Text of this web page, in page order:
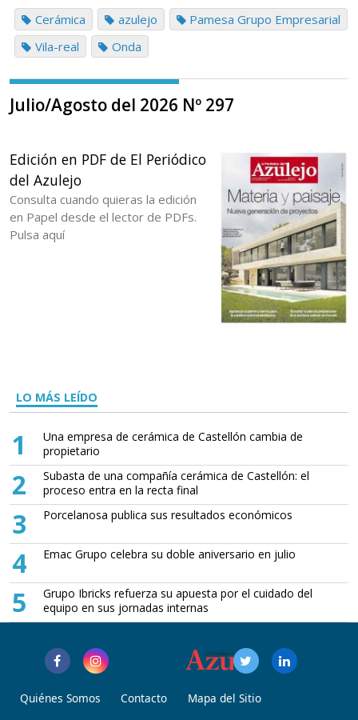
Cerámica azulejo
Pamesa Grupo Empresarial
Vila-real
Onda
Julio/Agosto del 2026 Nº 297
Edición en PDF de El Periódico
del Azulejo
Consulta cuando quieras la edición
en Papel desde el lector de PDFs.
Pulsa aquí
LO MÁS LEÍDO
1
Una empresa de cerámica de Castellón cambia de
propietario
2
Subasta de una compañía cerámica de Castellón: el
proceso entra en la recta final
3 Porcelanosa publica sus resultados económicos
4 Emac Grupo celebra su doble aniversario en julio
5
Grupo Ibricks refuerza su apuesta por el cuidado del
equipo en sus jornadas internas
Quiénes Somos Contacto Mapa del Sitio